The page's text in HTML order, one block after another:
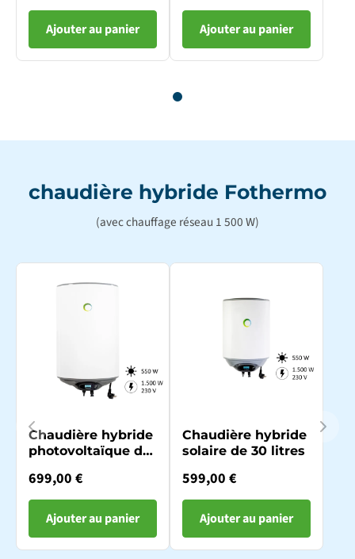
Ajouter au panier Ajouter au panier
chaudière hybride Fothermo
(avec chauffage réseau 1 500 W)
Chaudière hybride
photovoltaïque de
699,00 €
Ajouter au panier
Chaudière hybride
solaire de 30 litres
599,00 €
Ajouter au panier